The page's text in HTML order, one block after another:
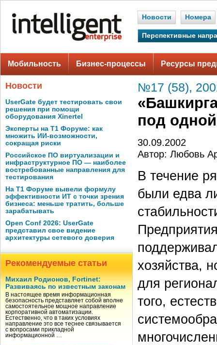
Новости Номера
Перспективные
Мобильность Бизнес-процессы Ресурсы
Новости
UserGate будет тестировать свои
решения при помощи
оборудования Xinertel
Эксперты на Т1 Форуме: как
множить ИИ-возможности,
сокращая риски
Российское ПО виртуализации и
инфраструктурное ПО — наиболее
востребованные направления для
тестирования
На Т1 Форуме вывели формулу
эффективности ИТ с точки зрения
бизнеса: меньше тратить, больше
зарабатывать
Open Conf 2026: UserGate
представил свое видение
архитектуры сетевого доверия
Рекомендуемые статьи
Михаил Родионов, Fortinet:
Развиваясь по известным законам
В настоящее время информационная
безопасность представляет собой вполне
самостоятельное мощное направление
корпоративной автоматизации.
Естественно, что в таких условиях
направление это все теснее связывается
с вопросами прикладной
информационной …
№17 (58),
под
30.09.2002
Автор: Любовь
В течение
были едва
хозяйства,
для
того,